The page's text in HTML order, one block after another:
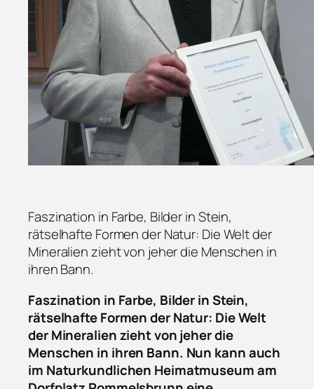
Faszination in Farbe, Bilder in Stein,
rätselhafte Formen der Natur: Die Welt der
Mineralien zieht von jeher die Menschen in
ihren Bann.
Faszination in Farbe, Bilder in Stein,
rätselhafte Formen der Natur: Die Welt
der Mineralien zieht von jeher die
Menschen in ihren Bann. Nun kann auch
im Naturkundlichen Heimatmuseum am